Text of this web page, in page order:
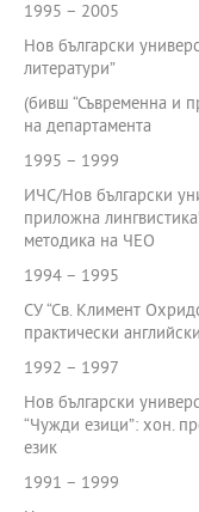
1995 – 2005
Нов български
литератури”
(бивш “Съвременна и
на департамента
1995 – 1999
ИЧС/Нов български
приложна
методика на ЧЕО
1994 – 1995
СУ “Св. Климент
практически
1992 – 1997
Нов български
“Чужди езици”: хон.
език
1991 – 1999